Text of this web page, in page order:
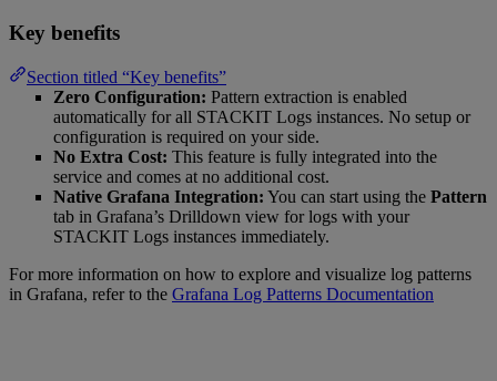
Key benefits
Section titled “Key benefits”
Zero Configuration: Pattern extraction is enabled
automatically for all STACKIT Logs instances. No setup or
configuration is required on your side.
No Extra Cost: This feature is fully integrated into the
service and comes at no additional cost.
Native Grafana Integration: You can start using the Pattern
tab in Grafana’s Drilldown view for logs with your
STACKIT Logs instances immediately.
For more information on how to explore and visualize log patterns
in Grafana, refer to the Grafana Log Patterns Documentation